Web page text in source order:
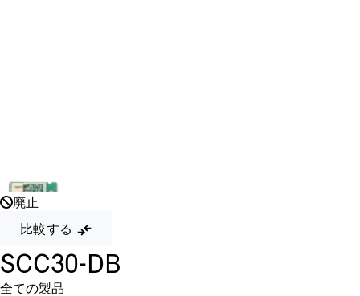
廃止
比較する
SCC30-DB
全ての製品